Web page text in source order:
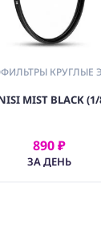
КРУГЛЫЕ
MIST BLACK
890 ₽
ЗА ДЕНЬ
АРЕНДОВАТЬ